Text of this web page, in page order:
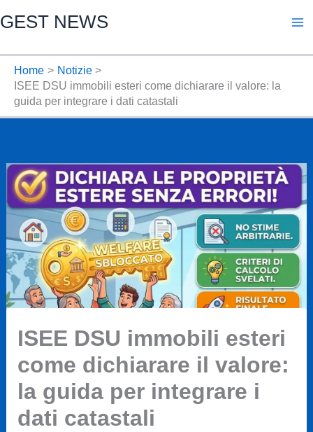
al
GEST NEWS
Home
Notizie
ISEE DSU immobili esteri come dichiarare il valore: la
guida per integrare i dati catastali
ISEE DSU immobili esteri
come dichiarare il valore:
la guida per integrare i
dati catastali